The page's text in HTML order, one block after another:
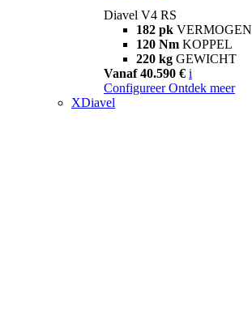
Diavel V4 RS
182 pk VERMOGEN
120 Nm KOPPEL
220 kg GEWICHT
Vanaf 40.590 € i
Configureer Ontdek meer
XDiavel